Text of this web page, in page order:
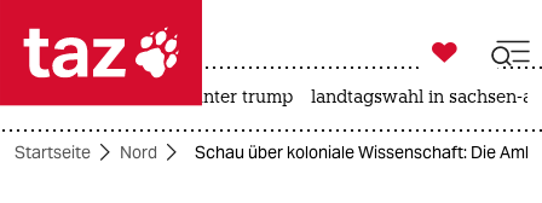
 taz zahl ich
taz zahl ich

taz zahl ich
usa unter trump landtagswahl in sachsen-
Startseite Nord Schau über koloniale Wissenschaft: Die